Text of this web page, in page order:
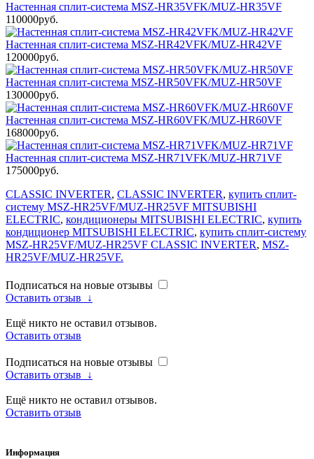
Настенная сплит-система MSZ-HR35VFK/MUZ-HR35VF
110000руб.
Настенная сплит-система MSZ-HR42VFK/MUZ-HR42VF
120000руб.
Настенная сплит-система MSZ-HR50VFK/MUZ-HR50VF
130000руб.
Настенная сплит-система MSZ-HR60VFK/MUZ-HR60VF
168000руб.
Настенная сплит-система MSZ-HR71VFK/MUZ-HR71VF
175000руб.
CLASSIC INVERTER, CLASSIC INVERTER, купить сплит-
систему MSZ-HR25VF/MUZ-HR25VF MITSUBISHI
ELECTRIC, кондиционеры MITSUBISHI ELECTRIC, купить
кондиционер MITSUBISHI ELECTRIC, купить сплит-систему
MSZ-HR25VF/MUZ-HR25VF CLASSIC INVERTER, MSZ-
HR25VF/MUZ-HR25VF.
Подписаться на новые отзывы
Оставить отзыв
↓
Ещё никто не оставил отзывов.
Оставить отзыв
Подписаться на новые отзывы
Оставить отзыв
↓
Ещё никто не оставил отзывов.
Оставить отзыв
Информация